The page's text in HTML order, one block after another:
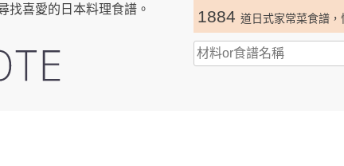
找喜愛的日本料理食譜。 1884 道日式家常菜食譜，